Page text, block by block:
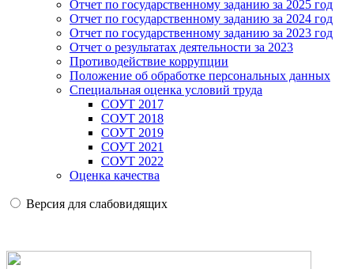
Отчет по государственному заданию за 2025 год
Отчет по государственному заданию за 2024 год
Отчет по государственному заданию за 2023 год
Отчет о результатах деятельности за 2023
Противодействие коррупции
Положение об обработке персональных данных
Специальная оценка условий труда
СОУТ 2017
СОУТ 2018
СОУТ 2019
СОУТ 2021
СОУТ 2022
Оценка качества
Версия для слабовидящих